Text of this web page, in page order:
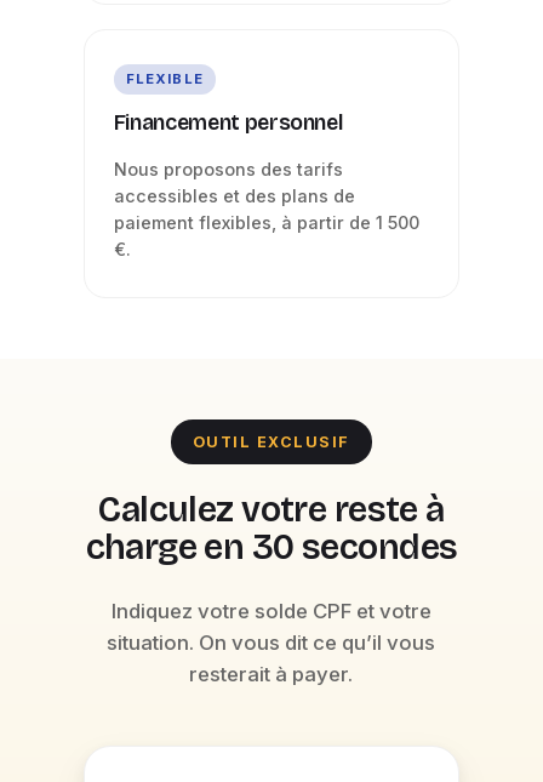
FLEXIBLE
Financement personnel
Nous proposons des tarifs
accessibles et des plans de
paiement flexibles, à partir de 1 500
€.
OUTIL EXCLUSIF
Calculez votre reste à
charge en 30 secondes
Indiquez votre solde CPF et votre
situation. On vous dit ce qu’il vous
resterait à payer.